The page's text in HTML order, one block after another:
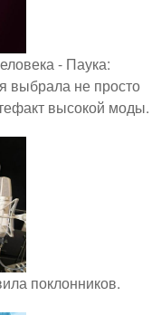
- Паука:
выбрала не просто
высокой моды.
поклонников.